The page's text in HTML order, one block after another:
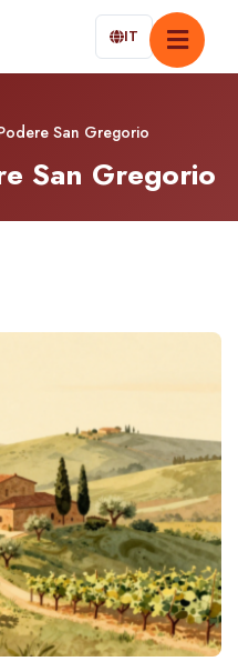
IT
San Gregorio
San Gregorio